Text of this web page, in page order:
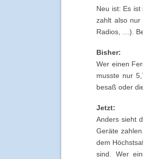
Neu ist: Es
zahlt also nur
Radios, …).
Bisher:
Wer einen
musste nur
besaß oder
Jetzt:
Anders sieht
Geräte
dem
sind. Wer